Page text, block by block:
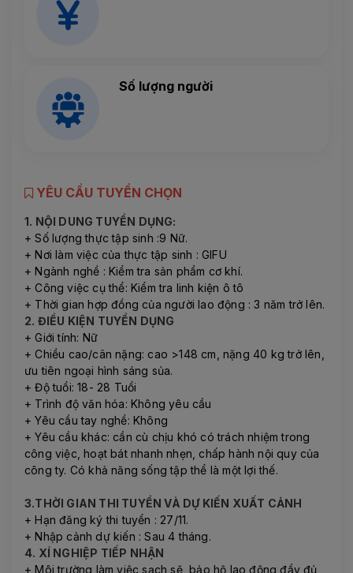
Số lượng người
YÊU CẦU TUYỂN CHỌN
1. NỘI DUNG TUYỂN DỤNG:
+ Số lượng thực tập sinh :9 Nữ.
+ Nơi làm việc của thực tập sinh : GIFU
+ Ngành nghề : Kiểm tra sản phẩm cơ khí.
+ Công việc cụ thể: Kiểm tra linh kiện ô tô
+ Thời gian hợp đồng của người lao động : 3 năm trở lên.
2. ĐIỀU KIỆN TUYỂN DỤNG
+ Giới tính: Nữ
+ Chiều cao/cân nặng: cao >148 cm, nặng 40 kg trở lên,
ưu tiên ngoại hình sáng sủa.
+ Độ tuổi: 18- 28 Tuổi
+ Trình độ văn hóa: Không yêu cầu
+ Yêu cầu tay nghề: Không
+ Yêu cầu khác: cần cù chịu khó có trách nhiệm trong
công việc, hoạt bát nhanh nhẹn, chấp hành nội quy của
công ty. Có khả năng sống tập thể là một lợi thế.
3.THỜI GIAN THI TUYỂN VÀ DỰ KIẾN XUẤT CẢNH
+ Hạn đăng ký thi tuyển : 27/11.
+ Nhập cảnh dự kiến : Sau 4 tháng.
4. XÍ NGHIỆP TIẾP NHẬN
+ Môi trường làm việc sạch sẽ, bảo hộ lao động đầy đủ